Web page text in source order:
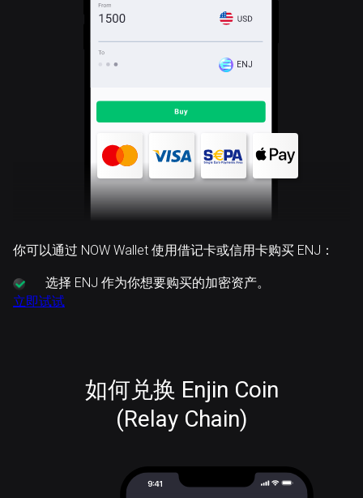
ENJ
你可以通过 NOW Wallet 使用借记卡或信用卡购买 ENJ：
选择 ENJ 作为你想要购买的加密资产。
立即试试
如何兑换 Enjin Coin
(Relay Chain)